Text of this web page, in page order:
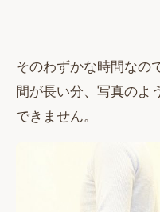
そのわずかな時間なの
間が長い分、写真のよ
できません。